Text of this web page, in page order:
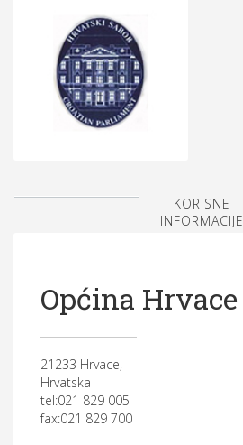
KORISNE
INFORMACIJE
Općina Hrvace
21233 Hrvace,
Hrvatska
tel:021 829 005
fax:021 829 700